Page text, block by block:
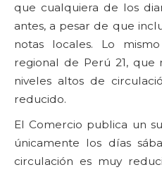
que cualquiera de los
antes, a pesar de que
notas locales. Lo
regional de Perú 21, que
niveles altos de
reducido.
El Comercio publica un
únicamente los días
circulación es muy